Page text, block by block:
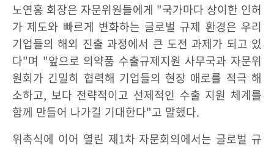
노연홍 회장은 자문위원들에게 "국가마다 상이한 인허
가 제도와 빠르게 변화하는 글로벌 규제 환경은 우리
기업들의 해외 진출 과정에서 큰 도전 과제가 되고 있
다"며 "앞으로 의약품 수출규제지원 사무국과 자문위
원회가 긴밀히 협력해 기업들의 현장 애로를 적극 해
소하고, 보다 전략적이고 선제적인 수출 지원 체계를
함께 만들어 나가길 기대한다"고 말했다.
위촉식에 이어 열린 제1차 자문회의에서는 글로벌 규